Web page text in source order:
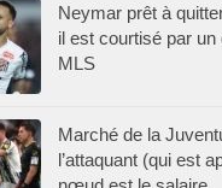
Neymar prêt à
il est courtisé par un
MLS
Marché de la
l’attaquant (qui est